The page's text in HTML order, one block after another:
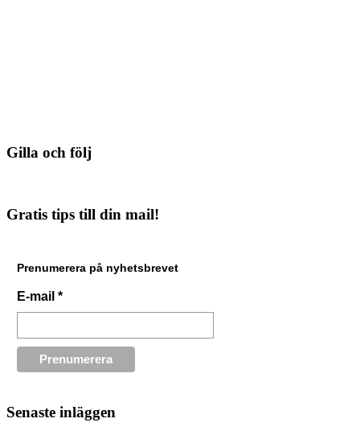
Gilla och följ
Gratis tips till din mail!
Prenumerera på nyhetsbrevet
E-mail *
Senaste inläggen